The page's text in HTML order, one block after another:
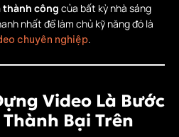
thành công của bất kỳ nhà sáng
nhất để làm chủ kỹ năng đó là
chuyên nghiệp.
Video Là Bước
Bại Trên